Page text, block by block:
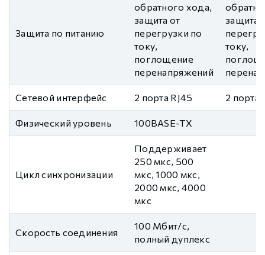
Защита по питанию
обратного хода,
защита от
перегрузки по
току,
поглощение
перенапряжений
защита
току,
Сетевой интерфейс 2 порта RJ45 2 порта
Физический уровень 100BASE-TX
Цикл синхронизации
Поддерживает
250 мкс, 500
мкс, 1000 мкс,
2000 мкс, 4000
мкс
Скорость соединения
100 Мбит/с,
полный дуплекс